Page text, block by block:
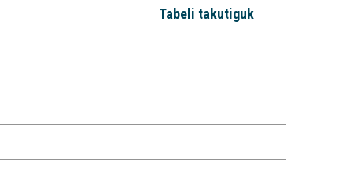
Tabeli takutiguk